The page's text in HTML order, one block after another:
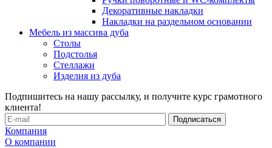
Декоративные накладки
Накладки на раздельном основании
Мебель из массива дуба
Столы
Подстолья
Стеллажи
Изделия из дуба
Подпишитесь на нашу рассылку, и получите курс грамотного
клиента!
Компания
О компании